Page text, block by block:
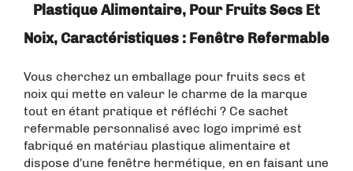
Plastique Alimentaire, Pour Fruits Secs Et
Noix, Caractéristiques : Fenêtre Refermable
Vous cherchez un emballage pour fruits secs et
noix qui mette en valeur le charme de la marque
tout en étant pratique et réfléchi ? Ce sachet
refermable personnalisé avec logo imprimé est
fabriqué en matériau plastique alimentaire et
dispose d'une fenêtre hermétique, en en faisant une